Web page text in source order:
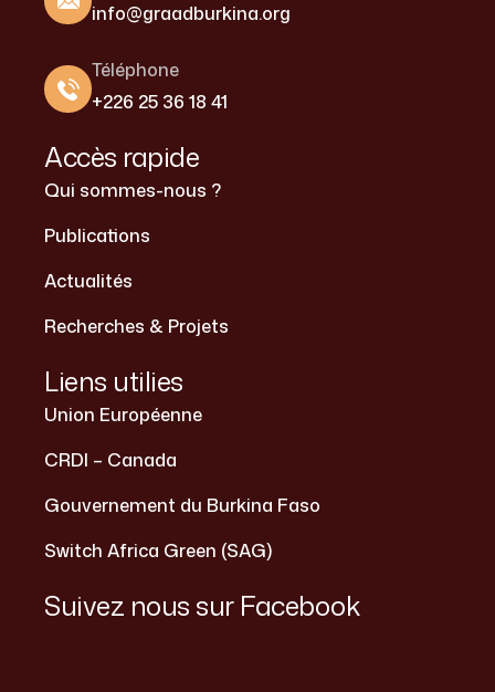
info@graadburkina.org
Téléphone
+226 25 36 18 41
Accès rapide
Qui sommes-nous ?
Publications
Actualités
Recherches & Projets
Liens utilies
Union Européenne
CRDI – Canada
Gouvernement du Burkina Faso
Switch Africa Green (SAG)
Suivez nous sur Facebook